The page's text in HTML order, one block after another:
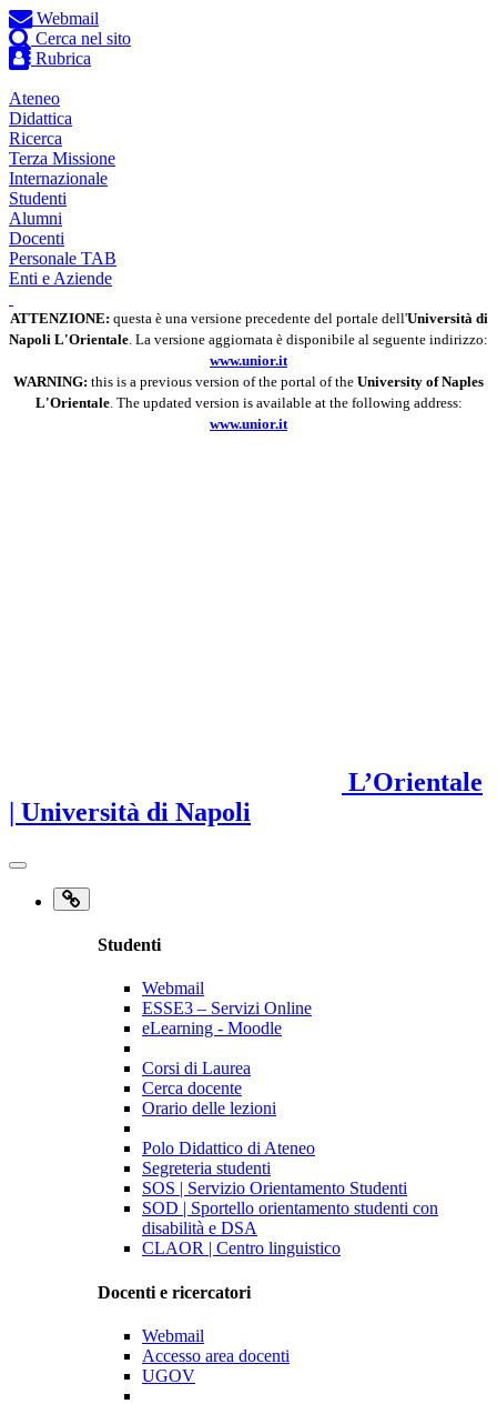
Webmail
Cerca nel sito
Rubrica
Ateneo
Didattica
Ricerca
Terza Missione
Internazionale
Studenti
Alumni
Docenti
Personale TAB
Enti e Aziende
ATTENZIONE: questa è una versione precedente del portale dell'Università di
Napoli L'Orientale. La versione aggiornata è disponibile al seguente indirizzo:
www.unior.it
WARNING: this is a previous version of the portal of the University of Naples
L'Orientale. The updated version is available at the following address:
www.unior.it
L’Orientale
| Università di Napoli
Studenti
Webmail
ESSE3 – Servizi Online
eLearning - Moodle
Corsi di Laurea
Cerca docente
Orario delle lezioni
Polo Didattico di Ateneo
Segreteria studenti
SOS | Servizio Orientamento Studenti
SOD | Sportello orientamento studenti con
disabilità e DSA
CLAOR | Centro linguistico
Docenti e ricercatori
Webmail
Accesso area docenti
UGOV